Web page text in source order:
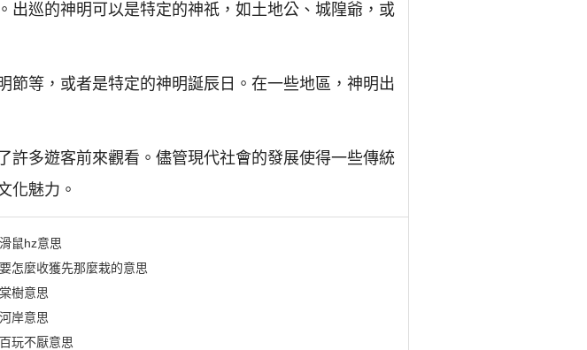
出巡的神明可以是特定的神祇，如土地公、城隍爺，或
等，或者是特定的神明誕辰日。在一些地區，神明出
許多遊客前來觀看。儘管現代社會的發展使得一些傳統
化魅力。
滑鼠hz意思
要怎麼收獲先那麼栽的意思
棠樹意思
河岸意思
百玩不厭意思